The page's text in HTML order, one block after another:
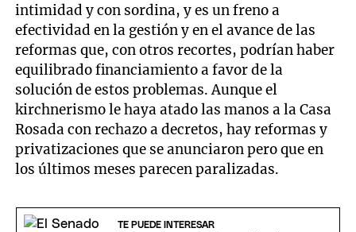
intimidad y con sordina, y es un freno a
efectividad en la gestión y en el avance de las
reformas que, con otros recortes, podrían haber
equilibrado financiamiento a favor de la
solución de estos problemas. Aunque el
kirchnerismo le haya atado las manos a la Casa
Rosada con rechazo a decretos, hay reformas y
privatizaciones que se anunciaron pero que en
los últimos meses parecen paralizadas.
TE PUEDE INTERESAR